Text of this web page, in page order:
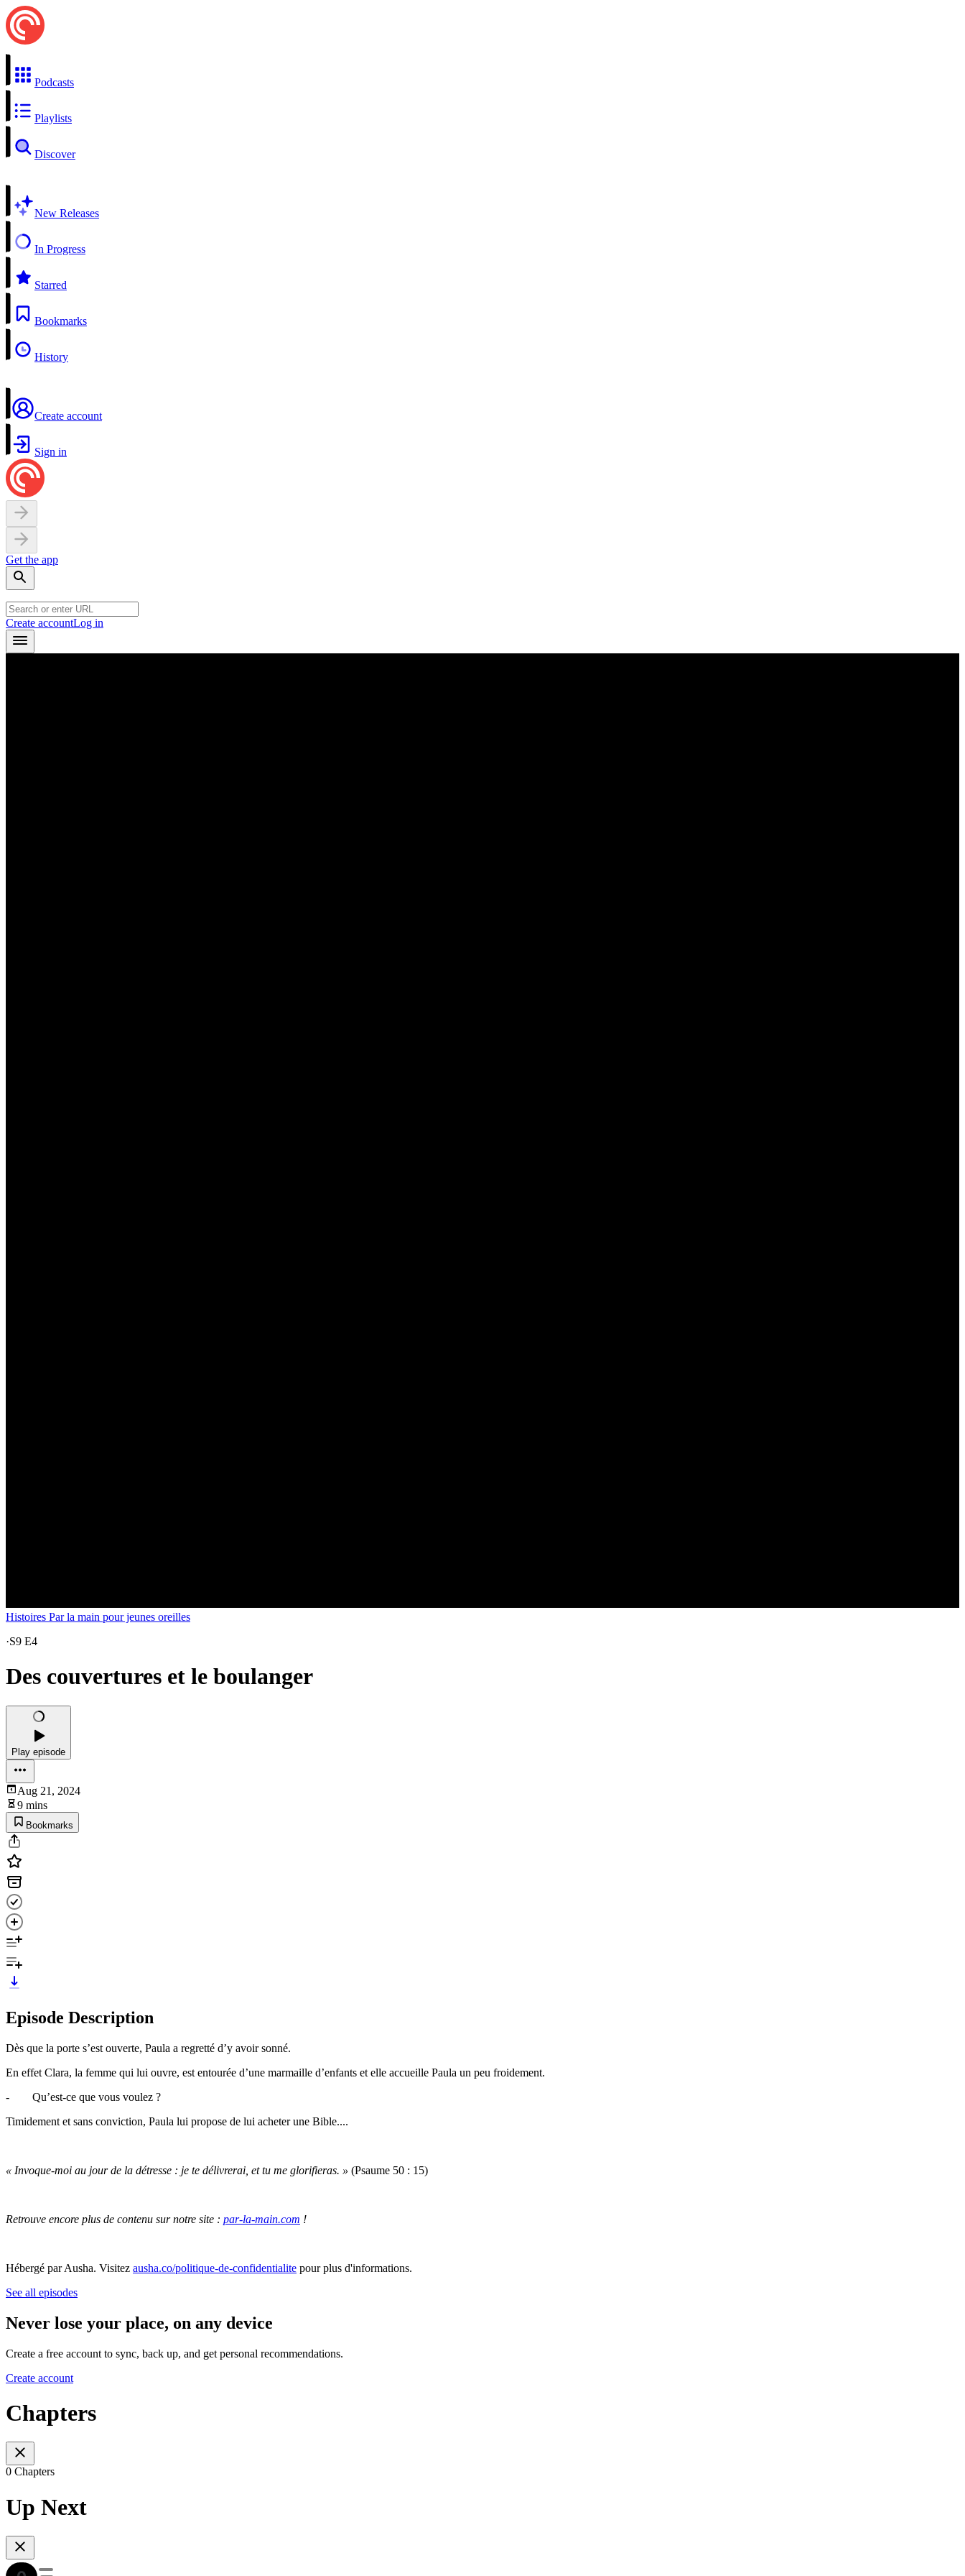
Podcasts
Playlists
Discover
New Releases
In Progress
Starred
Bookmarks
History
Create account
Sign in
Get the app
Create accountLog in
Histoires Par la main pour jeunes oreilles
·S9 E4
Des couvertures et le boulanger
Play episode
Aug 21, 2024
9 mins
Bookmarks
Episode Description
Dès que la porte s’est ouverte, Paula a regretté d’y avoir sonné.
En effet Clara, la femme qui lui ouvre, est entourée d’une marmaille d’enfants et elle accueille Paula un peu froidement.
- Qu’est-ce que vous voulez ?
Timidement et sans conviction, Paula lui propose de lui acheter une Bible....
« Invoque-moi au jour de la détresse : je te délivrerai, et tu me glorifieras. » (Psaume 50 : 15)
Retrouve encore plus de contenu sur notre site : par-la-main.com !
Hébergé par Ausha. Visitez ausha.co/politique-de-confidentialite pour plus d'informations.
See all episodes
Never lose your place, on any device
Create a free account to sync, back up, and get personal recommendations.
Create account
Chapters
0 Chapters
Up Next